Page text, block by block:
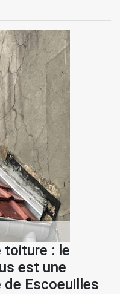
toiture : le
est une
Escoeuilles